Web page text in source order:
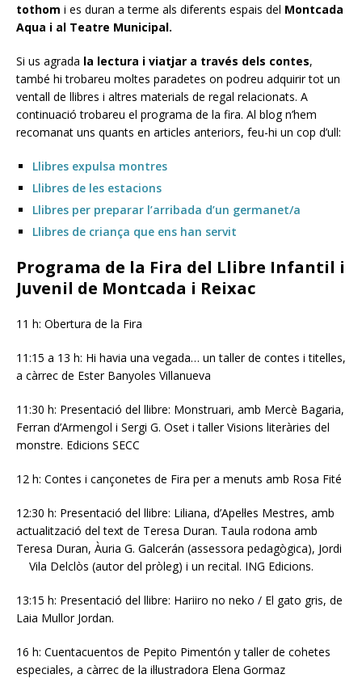
tothom i es duran a terme als diferents espais del Montcada
Aqua i al Teatre Municipal.
Si us agrada la lectura i viatjar a través dels contes,
també hi trobareu moltes paradetes on podreu adquirir tot un
ventall de llibres i altres materials de regal relacionats. A
continuació trobareu el programa de la fira. Al blog n’hem
recomanat uns quants en articles anteriors, feu-hi un cop d’ull:
Llibres expulsa montres
Llibres de les estacions
Llibres per preparar l’arribada d’un germanet/a
Llibres de criança que ens han servit
Programa de la Fira del Llibre Infantil i
Juvenil de Montcada i Reixac
11 h: Obertura de la Fira
11:15 a 13 h: Hi havia una vegada… un taller de contes i titelles,
a càrrec de Ester Banyoles Villanueva
11:30 h: Presentació del llibre: Monstruari, amb Mercè Bagaria,
Ferran d’Armengol i Sergi G. Oset i taller Visions literàries del
monstre. Edicions SECC
12 h: Contes i cançonetes de Fira per a menuts amb Rosa Fité
12:30 h: Presentació del llibre: Liliana, d’Apel·les Mestres, amb
actualització del text de Teresa Duran. Taula rodona amb
Teresa Duran, Àuria G. Galcerán (assessora pedagògica), Jordi
Vila Delclòs (autor del pròleg) i un recital. ING Edicions.
13:15 h: Presentació del llibre: Hariiro no neko / El gato gris, de
Laia Mullor Jordan.
16 h: Cuentacuentos de Pepito Pimentón y taller de cohetes
especiales, a càrrec de la il·lustradora Elena Gormaz